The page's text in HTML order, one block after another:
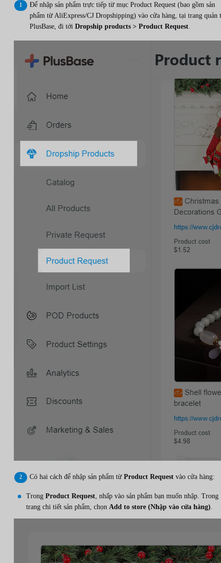
Để nhập sản phẩm trực tiếp từ mục Product Request (bao gồm sản
phẩm từ AliExpress/CJ Dropshipping) vào cửa hàng, tại trang quản
PlusBase, đi tới Dropship products > Product Request
Có hai cách để nhập sản phẩm từ Product Request vào cửa hàng:
Trong Product Request, nhấp vào sản phẩm bạn muốn nhập. Trong
trang chi tiết sản phẩm, chọn Add to store (Nhập vào cửa hàng).